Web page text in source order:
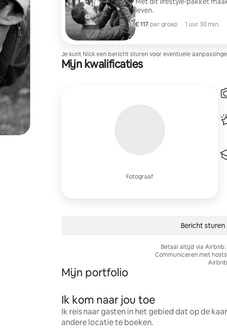
leven.
€ 117 per groep
€ 117 per groep
, · 1 uur 30 min.
Je kunt Nick een bericht sturen voor eventuele
Mijn kwalificaties
Fotograaf
Bericht sturen
Betaal altijd via
Communiceren met
Mijn portfolio
Ik kom naar jou toe
Ik reis naar gasten in het gebied dat op de
andere locatie te boeken.